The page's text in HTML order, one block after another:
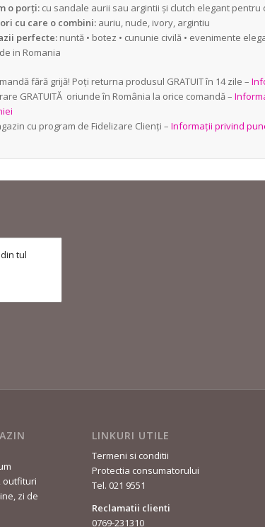
o porți: cu sandale aurii sau argintii și clutch elegant
cu care o combini: auriu, nude, ivory, argintiu
perfecte: nuntă • botez • cununie civilă • evenimente
in Romania
fără grijă! Poți returna produsul GRATUIT în 14 zile –
GRATUITĂ oriunde în România la orice comandă –
cu program de Fidelizare Clienți –Informații privind
tul
outfituri
zi de
LINKURI UTILE
Termeni si conditii
Protectia consumatorului
Tel. 021 9551
Reclamatii clienti
0769-231310